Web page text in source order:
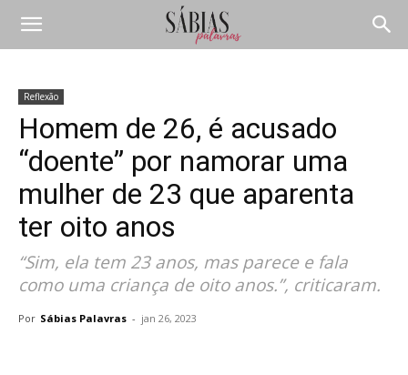
Reflexão
Homem de 26, é acusado
“doente” por namorar uma
mulher de 23 que aparenta
ter oito anos
“Sim, ela tem 23 anos, mas parece e fala
como uma criança de oito anos.”, criticaram.
Por Sábias Palavras - jan 26, 2023